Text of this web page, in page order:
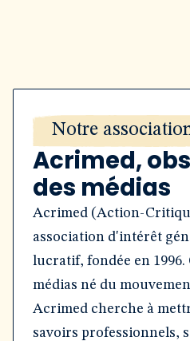
Notre
Acrimed,
des médias
Acrimed (Action-
association d'intérêt
lucratif, fondée en 1996.
médias né du
Acrimed cherche à
savoirs professionnels,